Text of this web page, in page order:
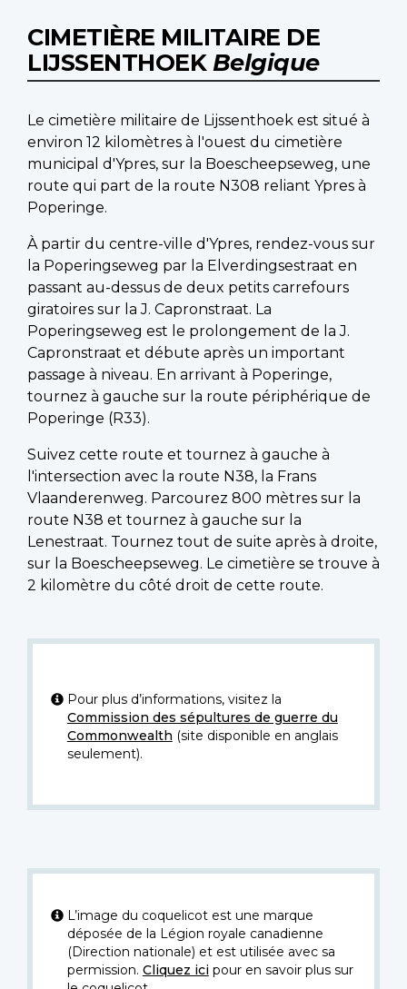
CIMETIÈRE MILITAIRE DE
LIJSSENTHOEKBelgique
Le cimetière militaire de Lijssenthoek est situé à
environ 12 kilomètres à l'ouest du cimetière
municipal d'Ypres, sur la Boescheepseweg, une
route qui part de la route N308 reliant Ypres à
Poperinge.
À partir du centre-ville d'Ypres, rendez-vous sur
la Poperingseweg par la Elverdingsestraat en
passant au-dessus de deux petits carrefours
giratoires sur la J. Capronstraat. La
Poperingseweg est le prolongement de la J.
Capronstraat et débute après un important
passage à niveau. En arrivant à Poperinge,
tournez à gauche sur la route périphérique de
Poperinge (R33).
Suivez cette route et tournez à gauche à
l'intersection avec la route N38, la Frans
Vlaanderenweg. Parcourez 800 mètres sur la
route N38 et tournez à gauche sur la
Lenestraat. Tournez tout de suite après à droite,
sur la Boescheepseweg. Le cimetière se trouve à
2 kilomètre du côté droit de cette route.
Pour plus d’informations, visitez la
Commission des sépultures de guerre du
Commonwealth (site disponible en anglais
seulement).
L’image du coquelicot est une marque
déposée de la Légion royale canadienne
(Direction nationale) et est utilisée avec sa
permission. Cliquez icipour en savoir plus sur